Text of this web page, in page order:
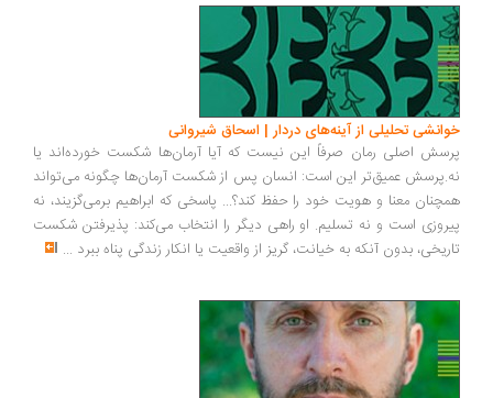
تحلیلی از آینه‌های دردار | اسحاق شیروانی
اصلی رمان صرفاً این نیست که آیا آرمان‌ها شکست خورده‌اند یا
عمیق‌تر این است: انسان پس از شکست آرمان‌ها چگونه می‌تواند
معنا و هویت خود را حفظ کند؟... پاسخی که ابراهیم برمی‌گزیند، نه
است و نه تسلیم. او راهی دیگر را انتخاب می‌کند: پذیرفتن شکست
بدون آنکه به خیانت، گریز از واقعیت یا انکار زندگی پناه ببرد...